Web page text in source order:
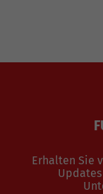
Erhalten Sie